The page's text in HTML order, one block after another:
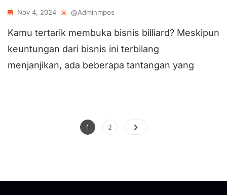
Nov 4, 2024 @adminmpos
Kamu tertarik membuka bisnis billiard? Meskipun
keuntungan dari bisnis ini terbilang
menjanjikan, ada beberapa tantangan yang
1 2